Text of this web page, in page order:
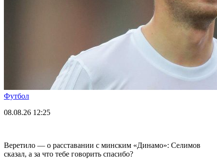
Футбол
08.08.26 12:25
Веретило — о расставании с минским «Динамо»: Селимов
сказал, а за что тебе говорить спасибо?